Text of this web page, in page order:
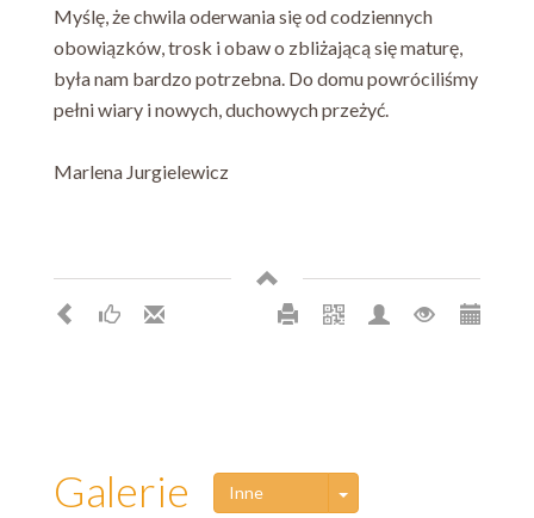
Myślę, że chwila oderwania się od codziennych
obowiązków, trosk i obaw o zbliżającą się maturę,
była nam bardzo potrzebna. Do domu powróciliśmy
pełni wiary i nowych, duchowych przeżyć.
Marlena Jurgielewicz
Galerie Inne Toggle Dropdown